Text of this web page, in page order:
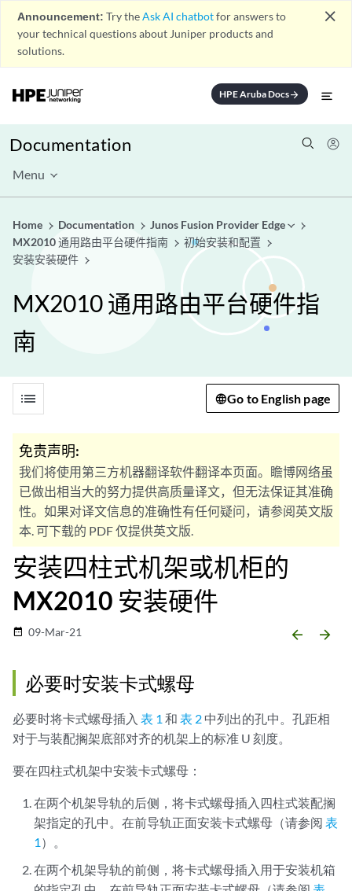
Announcement: Try theAsk AI chatbotfor answers to
your technical questions about Juniper products and
solutions.
close
HPE Aruba Docsarrow_forward
Documentation
Menu
Home Documentation
Junos Fusion Provider Edge
MX2010 通用路由平台硬件指南
初始安装和配置
安装安装硬件
MX2010 通用路由平台硬件指
南
list Go to English page
免责声明:
我们将使用第三方机器翻译软件翻译本页面。瞻博网络虽
已做出相当大的努力提供高质量译文，但无法保证其准确
性。如果对译文信息的准确性有任何疑问，请参阅英文版
本. 可下载的 PDF 仅提供英文版.
安装四柱式机架或机柜的
MX2010 安装硬件
date_range 09-Mar-21 arrow_backward arrow_forward
必要时安装卡式螺母
必要时将卡式螺母插入 表 1 和 表 2 中列出的孔中。孔距相
对于与装配搁架底部对齐的机架上的标准 U 刻度。
要在四柱式机架中安装卡式螺母：
在两个机架导轨的后侧，将卡式螺母插入四柱式装配搁
架指定的孔中。在前导轨正面安装卡式螺母（请参阅表
1 ）。
在两个机架导轨的前侧，将卡式螺母插入用于安装机箱